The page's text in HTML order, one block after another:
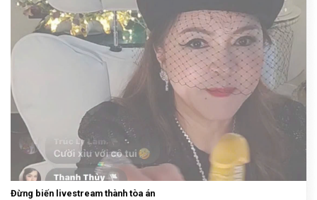
Đừng biến livestream thành tòa án